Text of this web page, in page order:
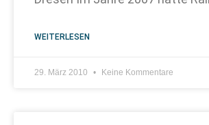
WEITERLESEN
29. März 2010 Keine Kommentare